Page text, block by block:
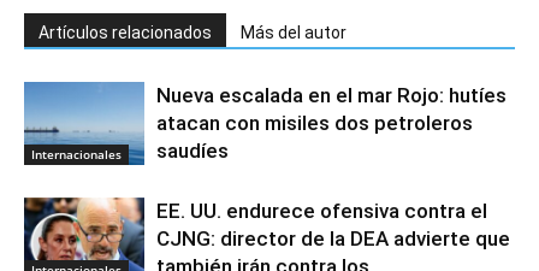
Artículos relacionados Más del autor
Internacionales
Nueva escalada en el mar Rojo: hutíes
atacan con misiles dos petroleros
saudíes
EE. UU. endurece ofensiva contra el
CJNG: director de la DEA advierte que